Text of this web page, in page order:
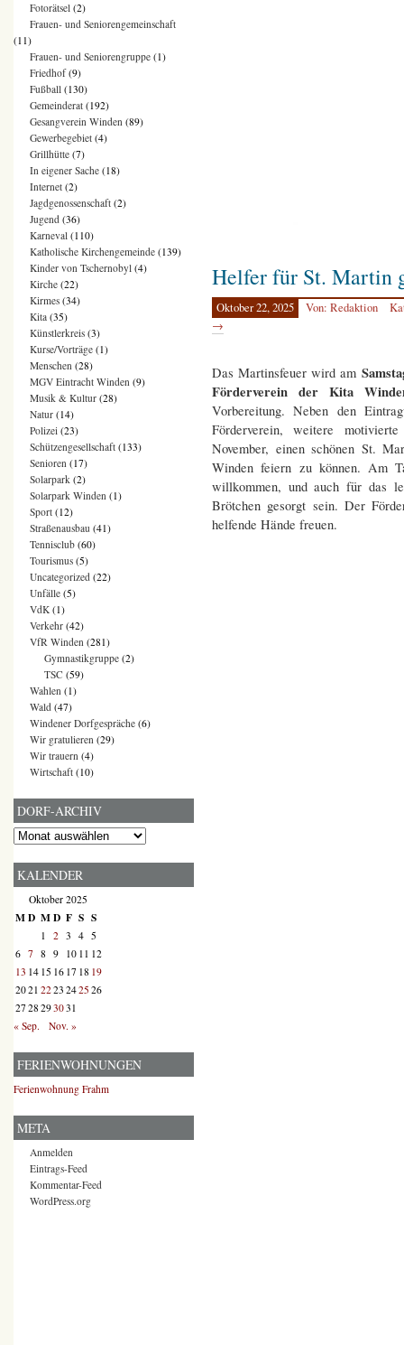
Helfer für St. Martin
Oktober 22, 2025 Von: Redaktion
→
Das Martinsfeuer wird am
Förderverein der Kita
Vorbereitung. Neben den
Förderverein, weitere
November, einen schönen St.
Winden feiern zu können. Am
willkommen, und auch für das
Brötchen gesorgt sein. Der
helfende Hände freuen.
Fotorätsel (2)
Frauen- und Seniorengemeinschaft
(11)
Frauen- und Seniorengruppe (1)
Friedhof(9)
Fußball (130)
Gemeinderat (192)
Gesangverein Winden (89)
Gewerbegebiet (4)
Grillhütte (7)
In eigener Sache (18)
Internet (2)
Jagdgenossenschaft (2)
Jugend (36)
Karneval (110)
Katholische Kirchengemeinde (139)
Kinder von Tschernobyl (4)
Kirche (22)
Kirmes (34)
Kita (35)
Künstlerkreis (3)
Kurse/Vorträge (1)
Menschen (28)
MGV Eintracht Winden (9)
Musik & Kultur (28)
Natur (14)
Polizei (23)
Schützengesellschaft (133)
Senioren (17)
Solarpark (2)
Solarpark Winden (1)
Sport (12)
Straßenausbau (41)
Tennisclub (60)
Tourismus (5)
Uncategorized (22)
Unfälle (5)
VdK (1)
Verkehr (42)
VfR Winden (281)
Gymnastikgruppe (2)
TSC (59)
Wahlen (1)
Wald (47)
Windener Dorfgespräche (6)
Wir gratulieren (29)
Wir trauern (4)
Wirtschaft (10)
DORF-ARCHIV
Dorf-
KALENDER
Oktober 2025
MD MD F S S
1 2 3 4 5
6 7 8 9 10 11 12
13 14 15 16 17 18 19
2021 2223 2425 26
27 28 293031
« Sep.
Nov. »
FERIENWOHNUNGEN
Ferienwohnung Frahm
META
Anmelden
Eintrags-Feed
Kommentar-Feed
WordPress.org